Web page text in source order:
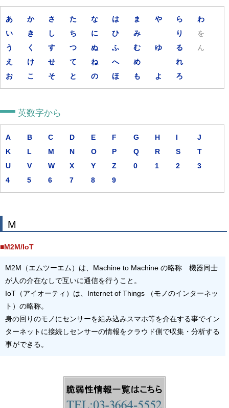
あ
い
う
え
お
か
き
く
け
こ
さ
し
す
せ
そ
た
ち
つ
て
と
な
に
ぬ
ね
の
は
ひ
ふ
へ
ほ
ま
み
む
め
も
や
ゆ
よ
ら
り
る
れ
ろ
わ
を
ん
英数字から
A
K
U
4
B
L
V
5
C
M
W
6
D
N
X
7
E
O
Y
8
F
P
Z
9
G
Q
0
H
R
1
I
S
2
J
T
3
M
■M2M/IoT
M2M（エムツーエム）は、Machine to Machine の略称 機器同士
が人の介在なしで互いに通信を行うこと。
IoT（アイオーティ）は、Internet of Things （モノのインターネッ
ト）の略称。
身の回りのモノにセンサーを組み込みスマホ等を介在する事でイン
ターネットに接続しセンサーの情報をクラウド側で収集・分析する
事ができる。